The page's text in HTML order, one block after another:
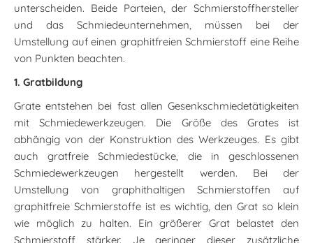
unterscheiden. Beide Parteien, der Schmierstoffhersteller
und das Schmiedeunternehmen, müssen bei der
Umstellung auf einen graphitfreien Schmierstoff eine Reihe
von Punkten beachten.
1. Gratbildung
Grate entstehen bei fast allen Gesenkschmiedetätigkeiten
mit Schmiedewerkzeugen. Die Größe des Grates ist
abhängig von der Konstruktion des Werkzeuges. Es gibt
auch gratfreie Schmiedestücke, die in geschlossenen
Schmiedewerkzeugen hergestellt werden. Bei der
Umstellung von graphithaltigen Schmierstoffen auf
graphitfreie Schmierstoffe ist es wichtig, den Grat so klein
wie möglich zu halten. Ein größerer Grat belastet den
Schmierstoff stärker. Je geringer dieser zusätzliche